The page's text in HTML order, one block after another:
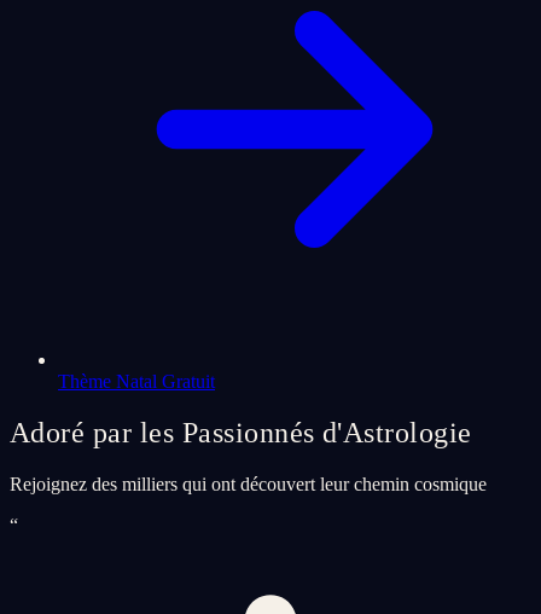
Thème Natal Gratuit
Adoré par les Passionnés d'Astrologie
Rejoignez des milliers qui ont découvert leur chemin cosmique
“